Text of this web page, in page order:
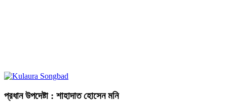
প্রধান উপদেষ্টা : শাহাদাত হোসেন মনি